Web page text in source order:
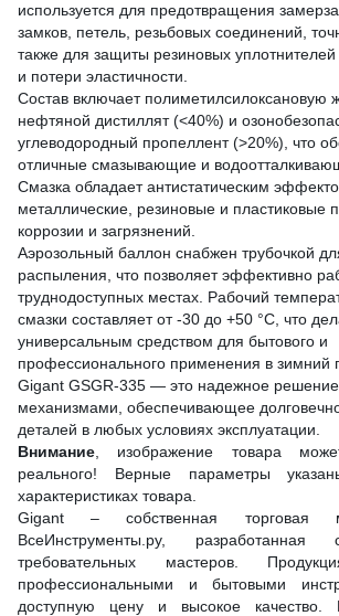
используется для предотвращения
замков, петель, резьбовых соединений,
также для защиты резиновых уплотнителей
и потери эластичности.
Состав включает полиметилсилоксановую
нефтяной дистиллят (<40%) и
углеводородный пропеллент (>20%), что
отличные смазывающие и
Смазка обладает антистатическим
металлические, резиновые и пластиковые
коррозии и загрязнений.
Аэрозольный баллон снабжен трубочкой
распыления, что позволяет эффективно
труднодоступных местах. Рабочий
смазки составляет от -30 до +50 °С, что
универсальным средством для бытового и
профессионального применения в зимний
Gigant GSGR-335 — это надежное решение
механизмами, обеспечивающее
деталей в любых условиях эксплуатации.
Внимание , изображение товара
реального! Верные параметры
характеристиках товара.
Gigant – собственная торговая
ВсеИнструменты.ру, разработанная
требовательных мастеров.
профессиональными и бытовыми
доступную цену и высокое качество.